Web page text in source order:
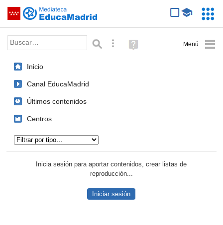
Saltar navegación
Palabra o frase: Búsqueda avanzada
Ayuda
(en
Inicio
Canal EducaMadrid
Últimos contenidos
Centros
Inicia sesión para aportar contenidos, crear listas de
reproducción...
Iniciar sesión